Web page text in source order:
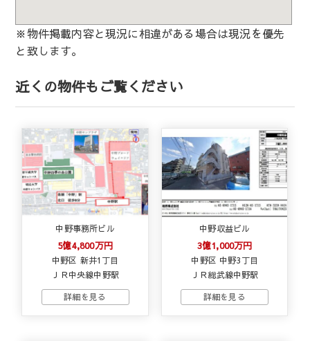
※物件掲載内容と現況に相違がある場合は現況を優先
と致します。
近くの物件もご覧ください
中野事務所ビル
5億4,800万円
中野区 新井1丁目
ＪＲ中央線中野駅
中野収益ビル
3億1,000万円
中野区 中野3丁目
ＪＲ総武線中野駅